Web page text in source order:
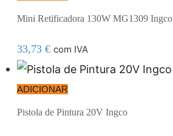
Mini Retificadora 130W MG1309 Ingco
33,73 € com IVA
ADICIONAR
Pistola de Pintura 20V Ingco